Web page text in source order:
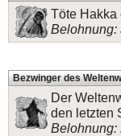
Töte Hakka
Belohnung:
Bezwinger des
Der
den letzten
Belohnung: